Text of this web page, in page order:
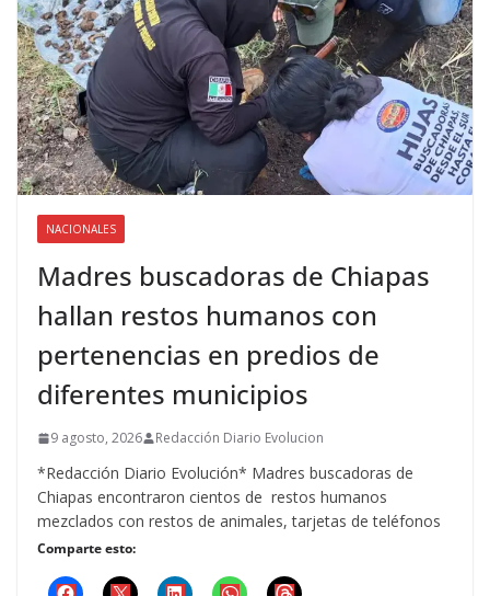
NACIONALES
Madres buscadoras de Chiapas
hallan restos humanos con
pertenencias en predios de
diferentes municipios
9 agosto, 2026 Redacción Diario Evolucion
*Redacción Diario Evolución* Madres buscadoras de
Chiapas encontraron cientos de restos humanos
mezclados con restos de animales, tarjetas de teléfonos
Comparte esto: